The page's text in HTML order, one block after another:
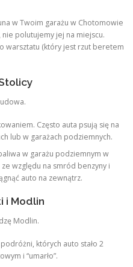
w Twoim garażu w Chotomowie
nie polutujemy jej na miejscu.
warsztatu (który jest rzut beretem
Często auta psują się na
lub w garażach podziemnych.
w garażu podziemnym w
względu na smród benzyny i
auto na zewnątrz.
i Modlin
Modlin.
których auto stało 2
i “umarło”.